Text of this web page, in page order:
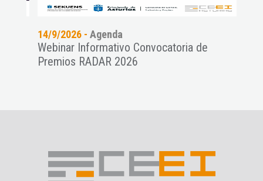
14/9/2026 - Agenda
Webinar Informativo Convocatoria de
Premios RADAR 2026